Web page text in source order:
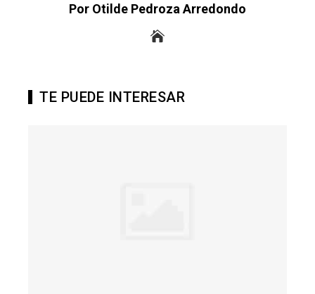
Por Otilde Pedroza Arredondo
TE PUEDE INTERESAR